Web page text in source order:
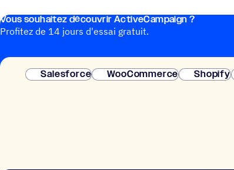
Vous souhai­tez découvrir ActiveCampaign ?
Profitez de 14 jours d'essai gratuit.
Salesforce
WooCommerce Shopify